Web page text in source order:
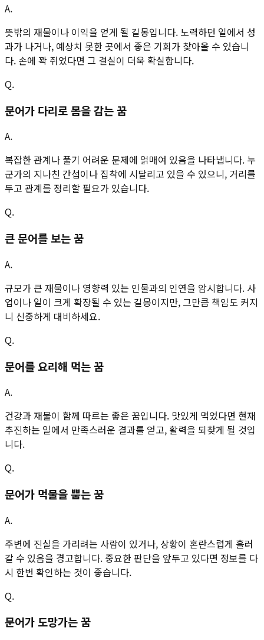
A.
뜻밖의 재물이나 이익을 얻게 될 길몽입니다. 노력하던 일에서 성
과가 나거나, 예상치 못한 곳에서 좋은 기회가 찾아올 수 있습니
다. 손에 꽉 쥐었다면 그 결실이 더욱 확실합니다.
Q.
문어가 다리로 몸을 감는 꿈
A.
복잡한 관계나 풀기 어려운 문제에 얽매여 있음을 나타냅니다. 누
군가의 지나친 간섭이나 집착에 시달리고 있을 수 있으니, 거리를
두고 관계를 정리할 필요가 있습니다.
Q.
큰 문어를 보는 꿈
A.
규모가 큰 재물이나 영향력 있는 인물과의 인연을 암시합니다. 사
업이나 일이 크게 확장될 수 있는 길몽이지만, 그만큼 책임도 커지
니 신중하게 대비하세요.
Q.
문어를 요리해 먹는 꿈
A.
건강과 재물이 함께 따르는 좋은 꿈입니다. 맛있게 먹었다면 현재
추진하는 일에서 만족스러운 결과를 얻고, 활력을 되찾게 될 것입
니다.
Q.
문어가 먹물을 뿜는 꿈
A.
주변에 진실을 가리려는 사람이 있거나, 상황이 혼란스럽게 흘러
갈 수 있음을 경고합니다. 중요한 판단을 앞두고 있다면 정보를 다
시 한번 확인하는 것이 좋습니다.
Q.
문어가 도망가는 꿈